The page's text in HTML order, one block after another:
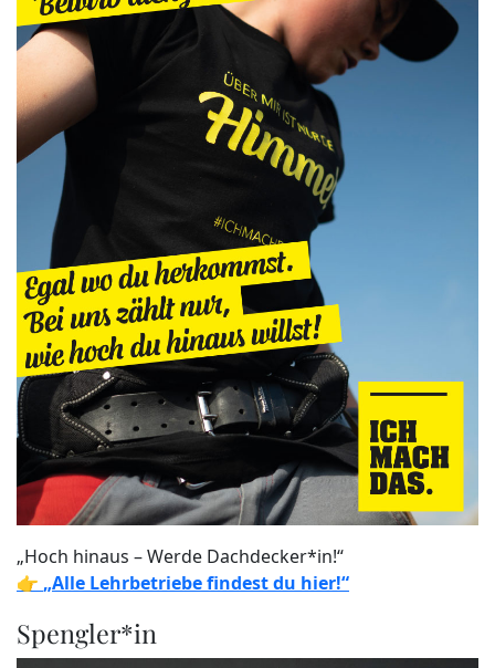
„Hoch hinaus – Werde Dachdecker*in!“
👉 „Alle Lehrbetriebe findest du hier!“
Spengler*in